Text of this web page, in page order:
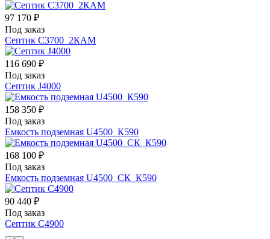
97 170 ₽
Под заказ
Септик С3700_2КАМ
116 690 ₽
Под заказ
Септик J4000
158 350 ₽
Под заказ
Емкость подземная U4500_К590
168 100 ₽
Под заказ
Емкость подземная U4500_СК_К590
90 440 ₽
Под заказ
Септик С4900